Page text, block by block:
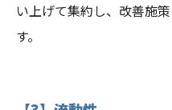
い上げて集約し、改善施
す。